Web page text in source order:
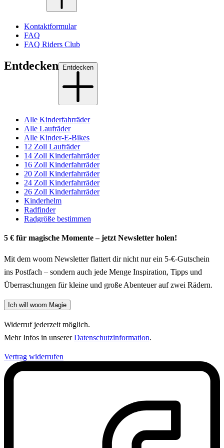
Kontaktformular
FAQ
FAQ Riders Club
Entdecken Entdecken
Alle Kinderfahrräder
Alle Laufräder
Alle Kinder-E-Bikes
12 Zoll Laufräder
14 Zoll Kinderfahrräder
16 Zoll Kinderfahrräder
20 Zoll Kinderfahrräder
24 Zoll Kinderfahrräder
26 Zoll Kinderfahrräder
Kinderhelm
Radfinder
Radgröße bestimmen
5 € für magische Momente – jetzt Newsletter holen!
Mit dem woom Newsletter flattert dir nicht nur ein 5-€-Gutschein
ins Postfach – sondern auch jede Menge Inspiration, Tipps und
Überraschungen für kleine und große Abenteuer auf zwei Rädern.
Ich will woom Magie
Widerruf jederzeit möglich.
Mehr Infos in unsererDatenschutzinformation.
Vertrag widerrufen